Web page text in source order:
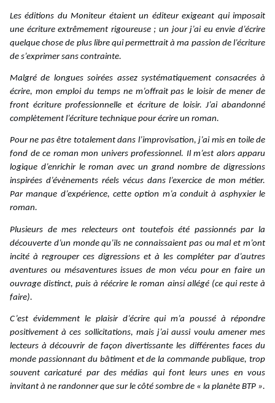
Les éditions du Moniteur étaient un éditeur exigeant qui imposait
une écriture extrêmement rigoureuse ; un jour j’ai eu envie d’écrire
quelque chose de plus libre qui permettrait à ma passion de l’écriture
de s’exprimer sans contrainte.
Malgré de longues soirées assez systématiquement consacrées à
écrire, mon emploi du temps ne m’offrait pas le loisir de mener de
front écriture professionnelle et écriture de loisir. J’ai abandonné
complètement l’écriture technique pour écrire un roman.
Pour ne pas être totalement dans l’improvisation, j’ai mis en toile de
fond de ce roman mon univers professionnel. Il m’est alors apparu
logique d’enrichir le roman avec un grand nombre de digressions
inspirées d’évènements réels vécus dans l’exercice de mon métier.
Par manque d’expérience, cette option m’a conduit à asphyxier le
roman.
Plusieurs de mes relecteurs ont toutefois été passionnés par la
découverte d’un monde qu’ils ne connaissaient pas ou mal et m’ont
incité à regrouper ces digressions et à les compléter par d’autres
aventures ou mésaventures issues de mon vécu pour en faire un
ouvrage distinct, puis à réécrire le roman ainsi allégé (ce qui reste à
faire).
C’est évidemment le plaisir d’écrire qui m’a poussé à répondre
positivement à ces sollicitations, mais j’ai aussi voulu amener mes
lecteurs à découvrir de façon divertissante les différentes faces du
monde passionnant du bâtiment et de la commande publique, trop
souvent caricaturé par des médias qui font leurs unes en vous
invitant à ne randonner que sur le côté sombre de « la planète BTP ».